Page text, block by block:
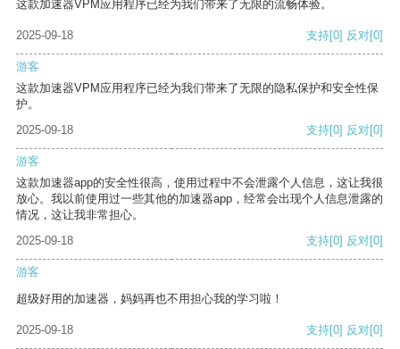
这款加速器VPM应用程序已经为我们带来了无限的流畅体验。
2025-09-18 支持[0] 反对[0]
游客
这款加速器VPM应用程序已经为我们带来了无限的隐私保护和安全性保
护。
2025-09-18
支持[0] 反对[0]
游客
这款加速器app的安全性很高，使用过程中不会泄露个人信息，这让我很
放心。我以前使用过一些其他的加速器app，经常会出现个人信息泄露的
情况，这让我非常担心。
2025-09-18
支持[0] 反对[0]
游客
超级好用的加速器，妈妈再也不用担心我的学习啦！
2025-09-18 支持[0] 反对[0]